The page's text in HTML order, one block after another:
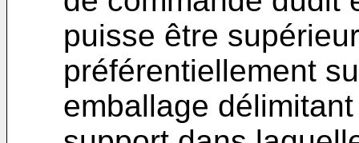
puisse être
préférentiellement
emballage